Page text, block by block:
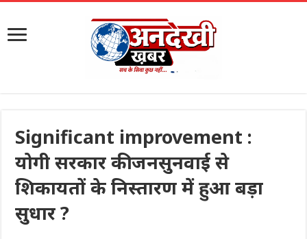
Significant improvement :
योगी सरकार की जनसुनवाई से
शिकायतों के निस्तारण में हुआ बड़ा
सुधार ?